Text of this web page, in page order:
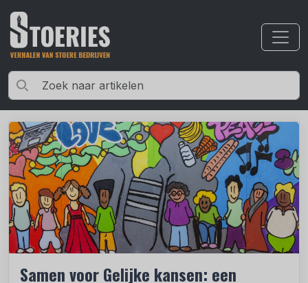
Samen voor Gelijke kansen: een